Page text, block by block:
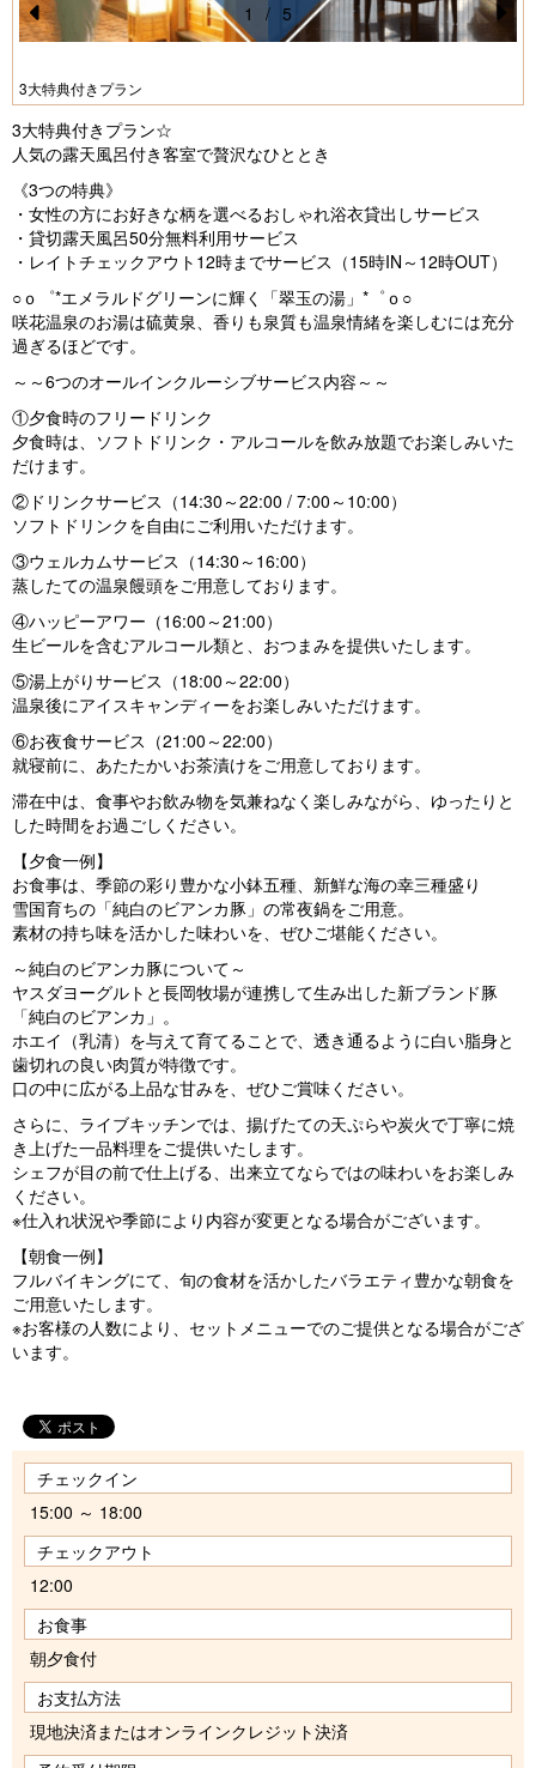
Pr
e
vi
o
u
s
3大特典付きプラン
N
xt
1 / 5
3大特典付きプラン☆
人気の露天風呂付き客室で贅沢なひととき
《3つの特典》
・女性の方にお好きな柄を選べるおしゃれ浴衣貸出しサービス
・貸切露天風呂50分無料利用サービス
・レイトチェックアウト12時までサービス（15時IN～12時OUT）
○ｏ゜*エメラルドグリーンに輝く「翠玉の湯」*゜ｏ○
咲花温泉のお湯は硫黄泉、香りも泉質も温泉情緒を楽しむには充分
過ぎるほどです。
～～6つのオールインクルーシブサービス内容～～
①夕食時のフリードリンク
夕食時は、ソフトドリンク・アルコールを飲み放題でお楽しみいた
だけます。
②ドリンクサービス（14:30～22:00 / 7:00～10:00）
ソフトドリンクを自由にご利用いただけます。
③ウェルカムサービス（14:30～16:00）
蒸したての温泉饅頭をご用意しております。
④ハッピーアワー（16:00～21:00）
生ビールを含むアルコール類と、おつまみを提供いたします。
⑤湯上がりサービス（18:00～22:00）
温泉後にアイスキャンディーをお楽しみいただけます。
⑥お夜食サービス（21:00～22:00）
就寝前に、あたたかいお茶漬けをご用意しております。
滞在中は、食事やお飲み物を気兼ねなく楽しみながら、ゆったりと
した時間をお過ごしください。
【夕食一例】
お食事は、季節の彩り豊かな小鉢五種、新鮮な海の幸三種盛り
雪国育ちの「純白のビアンカ豚」の常夜鍋をご用意。
素材の持ち味を活かした味わいを、ぜひご堪能ください。
～純白のビアンカ豚について～
ヤスダヨーグルトと長岡牧場が連携して生み出した新ブランド豚
「純白のビアンカ」。
ホエイ（乳清）を与えて育てることで、透き通るように白い脂身と
歯切れの良い肉質が特徴です。
口の中に広がる上品な甘みを、ぜひご賞味ください。
さらに、ライブキッチンでは、揚げたての天ぷらや炭火で丁寧に焼
き上げた一品料理をご提供いたします。
シェフが目の前で仕上げる、出来立てならではの味わいをお楽しみ
ください。
※仕入れ状況や季節により内容が変更となる場合がございます。
【朝食一例】
フルバイキングにて、旬の食材を活かしたバラエティ豊かな朝食を
ご用意いたします。
※お客様の人数により、セットメニューでのご提供となる場合がござ
います。
チェックイン
15:00 ～ 18:00
チェックアウト
12:00
お食事
朝夕食付
お支払方法
現地決済またはオンラインクレジット決済